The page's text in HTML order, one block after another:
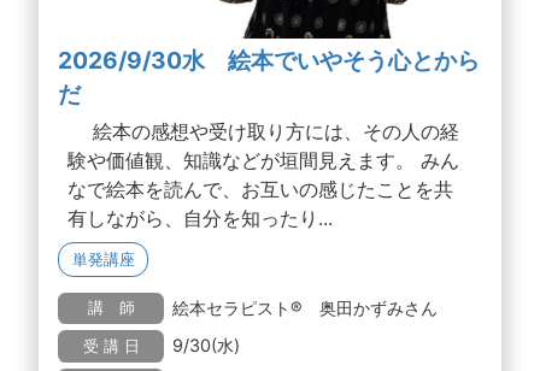
2026/9/30水 絵本でいやそう心とから
だ
絵本の感想や受け取り方には、その人の経
験や価値観、知識などが垣間見えます。 みん
なで絵本を読んで、お互いの感じたことを共
有しながら、自分を知ったり...
単発講座
講 師 絵本セラピスト® 奥田かずみさん
受 講 日 9/30(水)